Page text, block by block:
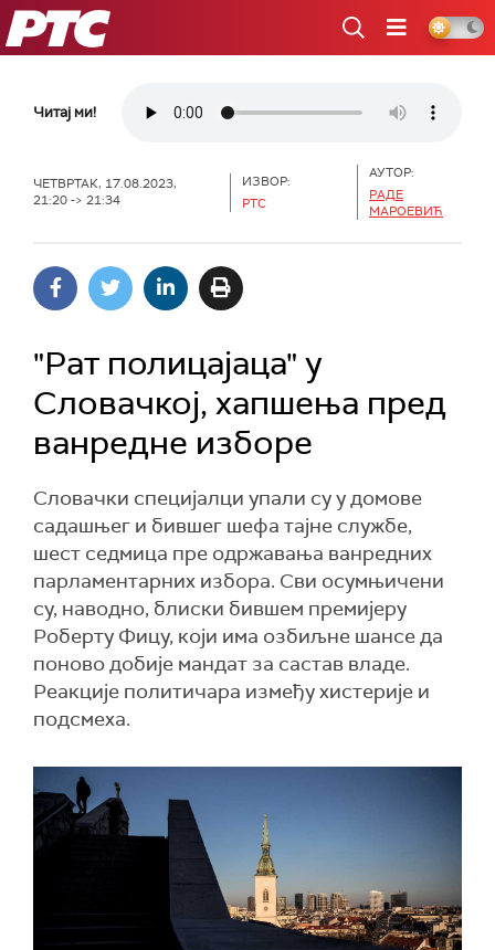
РТС
Читај ми!
ЧЕТВРТАК, 17.08.2023,
21:20 -> 21:34
ИЗВОР:
РТС
АУТОР:
РАДЕ
МАРОЕВИЋ
"Рат полицајаца" у
Словачкој, хапшења пред
ванредне изборе
Словачки специјалци упали су у домове
садашњег и бившег шефа тајне службе,
шест седмица пре одржавања ванредних
парламентарних избора. Сви осумњичени
су, наводно, блиски бившем премијеру
Роберту Фицу, који има озбиљне шансе да
поново добије мандат за састав владе.
Реакције политичара између хистерије и
подсмеха.